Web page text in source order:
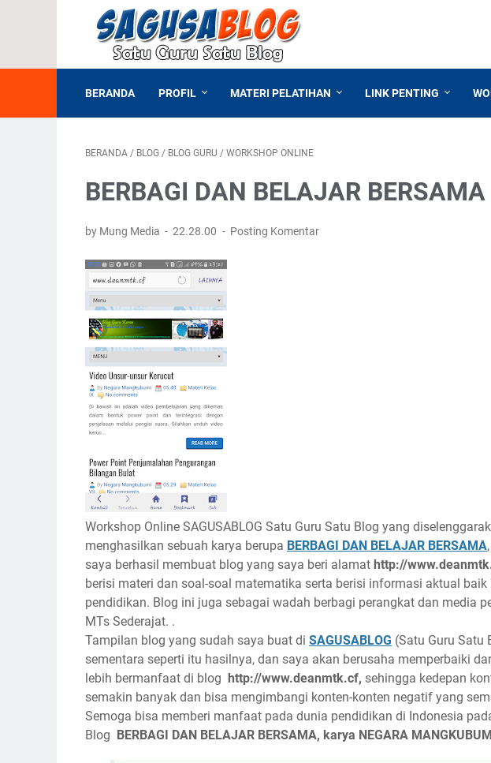
BERANDA PROFIL MATERI PELATIHAN LINK PENTING
BERANDA / BLOG / BLOG GURU / WORKSHOP ONLINE
BERBAGI DAN BELAJAR BERSAMA
by Mung Media 22.28.00 Posting Komentar
Workshop Online SAGUSABLOG Satu Guru Satu Blog yang
menghasilkan sebuah karya berupa BERBAGI DAN BELAJAR BERSAMA
saya berhasil membuat blog yang saya beri alamat http://
berisi materi dan soal-soal matematika serta berisi informasi aktual
pendidikan. Blog ini juga sebagai wadah berbagi perangkat dan media
MTs Sederajat. .
Tampilan blog yang sudah saya buat di SAGUSABLOG (Satu Guru Satu
sementara seperti itu hasilnya, dan saya akan berusaha memperbaiki
lebih bermanfaat di blog http://www.deanmtk.cf, sehingga kedepan
semakin banyak dan bisa mengimbangi konten-konten negatif yang
Semoga bisa memberi manfaat pada dunia pendidikan di Indonesia
Blog BERBAGI DAN BELAJAR BERSAMA, karya NEGARA